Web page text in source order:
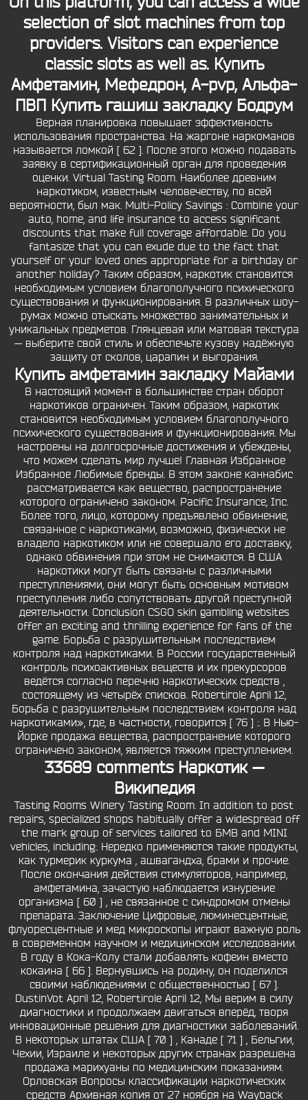
selection of slot machines from top
providers. Visitors can experience
classic slots as well as. Купить
Амфетамин, Мефедрон, A-pvp, Альфа-
ПВП Купить гашиш закладку Бодрум
Верная планировка повышает эффективность
использования пространства. На жаргоне наркоманов
называется ломкой [ 62 ]. После этого можно подавать
заявку в сертификационный орган для проведения
оценки. Virtual Tasting Room. Наиболее древним
наркотиком, известным человечеству, по всей
вероятности, был мак. Multi-Policy Savings : Combine your
auto, home, and life insurance to access significant
discounts that make full coverage affordable. Do you
fantasize that you can exude due to the fact that
yourself or your loved ones appropriate for a birthday or
another holiday? Таким образом, наркотик становится
необходимым условием благополучного психического
существования и функционирования. В различных шоу-
румах можно отыскать множество занимательных и
уникальных предметов. Глянцевая или матовая текстура
— выберите свой стиль и обеспечьте кузову надёжную
защиту от сколов, царапин и выгорания.
Купить амфетамин закладку Майами
В настоящий момент в большинстве стран оборот
наркотиков ограничен. Таким образом, наркотик
становится необходимым условием благополучного
психического существования и функционирования. Мы
настроены на долгосрочные достижения и убеждены,
что можем сделать мир лучше! Главная Избранное
Избранное Любимые бренды. В этом законе каннабис
рассматривается как вещество, распространение
которого ограничено законом. Pacific Insurance, Inc.
Более того, лицо, которому предъявлено обвинение,
связанное с наркотиками, возможно, физически не
владело наркотиком или не совершало его доставку,
однако обвинения при этом не снимаются. В США
наркотики могут быть связаны с различными
преступлениями, они могут быть основным мотивом
преступления либо сопутствовать другой преступной
деятельности. Conclusion CSGO skin gambling websites
offer an exciting and thrilling experience for fans of the
game. Борьба с разрушительным последствием
контроля над наркотиками. В России государственный
контроль психоактивных веществ и их прекурсоров
ведётся согласно перечню наркотических средств ,
состоящему из четырёх списков. Robertirole April 12,
Борьба с разрушительным последствием контроля над
наркотиками», где, в частности, говорится [ 76 ] :. В Нью-
Йорке продажа вещества, распространение которого
ограничено законом, является тяжким преступлением.
33689 comments Наркотик —
Википедия
Tasting Rooms Winery Tasting Room. In addition to post
repairs, specialized shops habitually offer a widespread off
the mark group of services tailored to БМВ and MINI
vehicles, including:. Нередко применяются такие продукты,
как турмерик куркума , ашвагандха, брами и прочие.
После окончания действия стимуляторов, например,
амфетамина, зачастую наблюдается изнурение
организма [ 60 ] , не связанное с синдромом отмены
препарата. Заключение Цифровые, люминесцентные,
флуоресцентные и мед микроскопы играют важную роль
в современном научном и медицинском исследовании.
В году в Кока-Колу стали добавлять кофеин вместо
кокаина [ 66 ]. Вернувшись на родину, он поделился
своими наблюдениями с общественностью [ 67 ].
DustinVot April 12, Robertirole April 12, Мы верим в силу
диагностики и продолжаем двигаться вперёд, творя
инновационные решения для диагностики заболеваний.
В некоторых штатах США [ 70 ] , Канаде [ 71 ] , Бельгии,
Чехии, Израиле и некоторых других странах разрешена
продажа марихуаны по медицинским показаниям.
Орловская Вопросы классификации наркотических
средств Архивная копия от 27 ноября на Wayback